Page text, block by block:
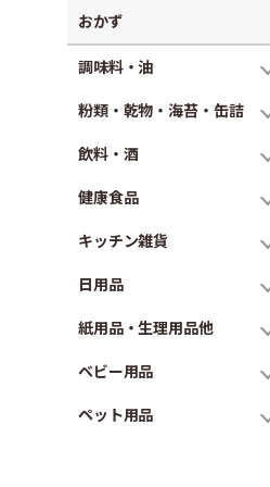
おかず
調味料・油
粉類・乾物・海苔・缶詰
飲料・酒
健康食品
キッチン雑貨
日用品
紙用品・生理用品他
ベビー用品
ペット用品